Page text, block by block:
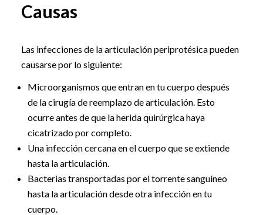
Causas
Las infecciones de la articulación periprotésica pueden
causarse por lo siguiente:
Microorganismos que entran en tu cuerpo después
de la cirugía de reemplazo de articulación. Esto
ocurre antes de que la herida quirúrgica haya
cicatrizado por completo.
Una infección cercana en el cuerpo que se extiende
hasta la articulación.
Bacterias transportadas por el torrente sanguíneo
hasta la articulación desde otra infección en tu
cuerpo.